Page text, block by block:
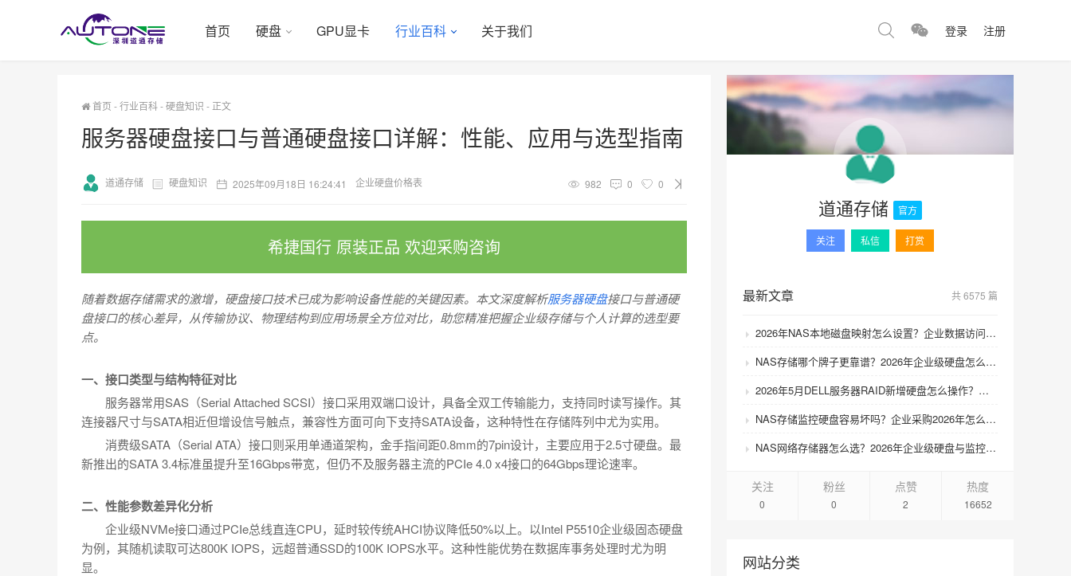
首页 硬盘 GPU显卡 行业百科 关于我们 登录 注册
首页 -行业百科-硬盘知识 - 正文
服务器硬盘接口与普通硬盘接口详解：性能、应用与选型指南
道通存储 硬盘知识 2025年09月18日 16:24:41 企业硬盘价格表 982 0 0
希捷国行 原装正品 欢迎采购咨询
随着数据存储需求的激增，硬盘接口技术已成为影响设备性能的关键因素。本文深度解析服务器硬盘接口与普通硬
盘接口的核心差异，从传输协议、物理结构到应用场景全方位对比，助您精准把握企业级存储与个人计算的选型要
点。
一、接口类型与结构特征对比
服务器常用SAS（Serial Attached SCSI）接口采用双端口设计，具备全双工传输能力，支持同时读写操作。其
连接器尺寸与SATA相近但增设信号触点，兼容性方面可向下支持SATA设备，这种特性在存储阵列中尤为实用。
消费级SATA（Serial ATA）接口则采用单通道架构，金手指间距0.8mm的7pin设计，主要应用于2.5寸硬盘。最
新推出的SATA 3.4标准虽提升至16Gbps带宽，但仍不及服务器主流的PCIe 4.0 x4接口的64Gbps理论速率。
二、性能参数差异化分析
企业级NVMe接口通过PCIe总线直连CPU，延时较传统AHCI协议降低50%以上。以Intel P5510企业级固态硬盘
为例，其随机读取可达800K IOPS，远超普通SSD的100K IOPS水平。这种性能优势在数据库事务处理时尤为明
显。
道通存储 官方
关注 私信 打赏
最新文章 共 6575 篇
2026年NAS本地磁盘映射怎么设置？企业数据访问速度如何提升？
NAS存储哪个牌子更靠谱？2026年企业级硬盘怎么选才不踩坑？
2026年5月DELL服务器RAID新增硬盘怎么操作？扩容步骤与兼容性避坑指南
NAS存储监控硬盘容易坏吗？企业采购2026年怎么选才靠谱？
NAS网络存储器怎么选？2026年企业级硬盘与监控硬盘有什么区别？
关注
0
粉丝
0
点赞
2
热度
16652
网站分类